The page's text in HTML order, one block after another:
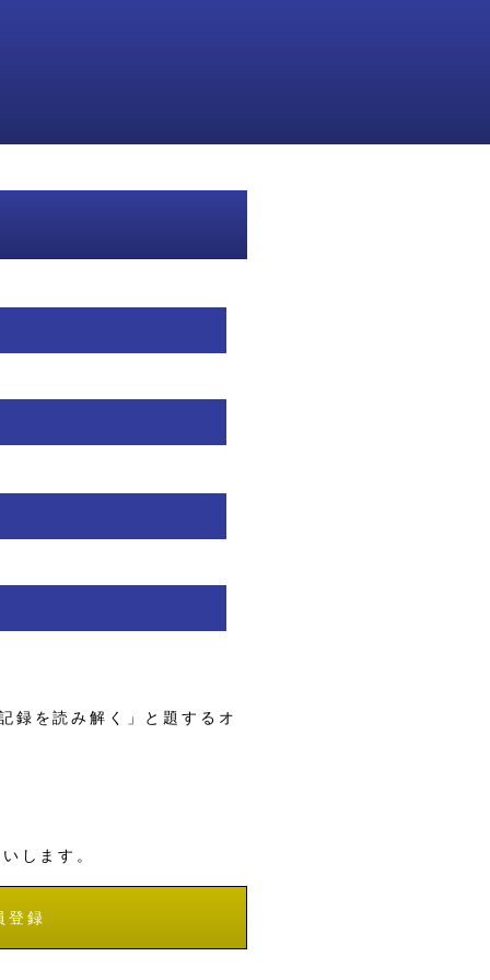
を読み解く」と題するオ
します。
登録